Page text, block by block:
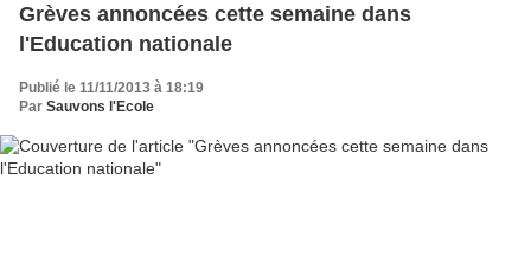
Grèves annoncées cette semaine dans
l'Education nationale
Publié le 11/11/2013 à 18:19
Par Sauvons l'Ecole